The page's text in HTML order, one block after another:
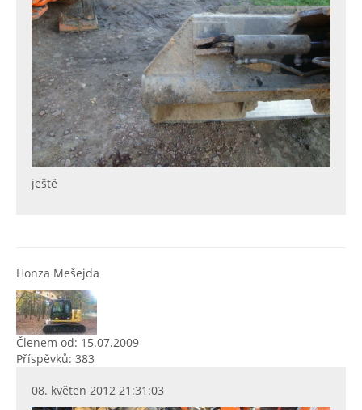
ještě
Honza Mešejda
Členem od: 15.07.2009
Příspěvků: 383
08. květen 2012 21:31:03